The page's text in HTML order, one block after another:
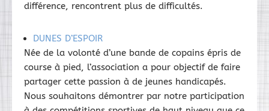
différence, rencontrent plus de difficultés.
DUNES D’ESPOIR
Née de la volonté d’une bande de copains épris de
course à pied, l’association a pour objectif de faire
partager cette passion à de jeunes handicapés.
Nous souhaitons démontrer par notre participation